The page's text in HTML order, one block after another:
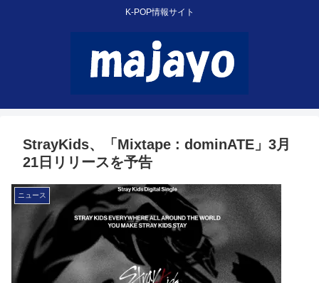
K-POP情報サイト
StrayKids、「Mixtape : dominATE」3月
21日リリースを予告
ニュース